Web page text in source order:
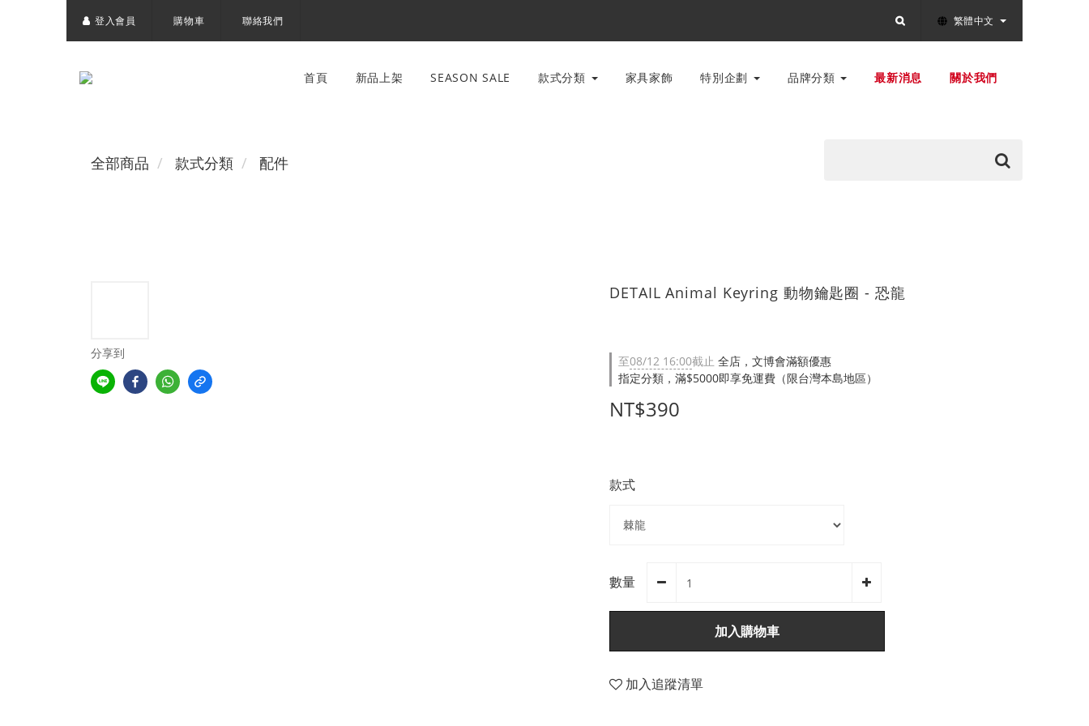
登入會員 購物車 聯絡我們 繁體中文
首頁 新品上架 SEASON SALE 款式分類 家具家飾 特別企劃 品牌分類 最新消息 關於我們
全部商品 款式分類 配件
分享到
DETAIL Animal Keyring 動物鑰匙圈 - 恐龍
至08/12 16:00截止 全店，文博會滿額優惠
指定分類，滿$5000即享免運費（限台灣本島地區）
NT$390
款式
數量
加入購物車
加入追蹤清單